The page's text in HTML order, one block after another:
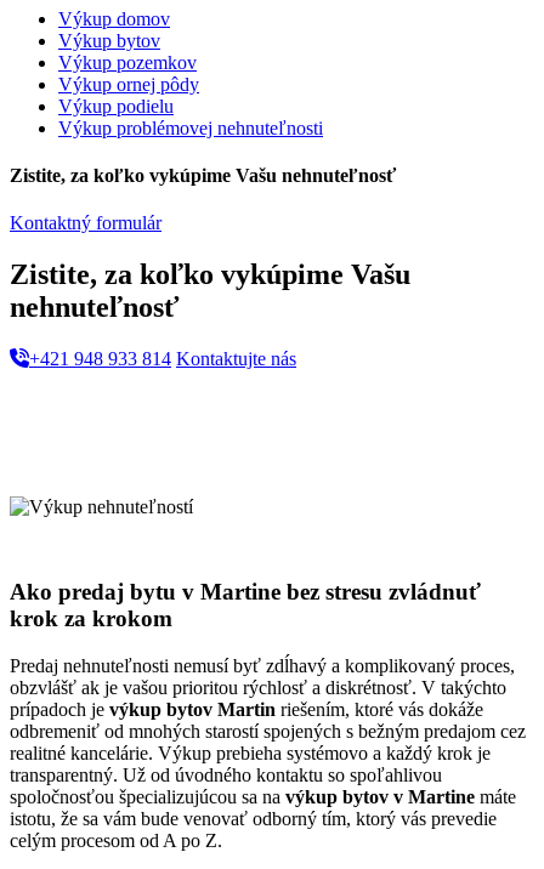
Výkup domov
Výkup bytov
Výkup pozemkov
Výkup ornej pôdy
Výkup podielu
Výkup problémovej nehnuteľnosti
Zistite, za koľko vykúpime Vašu nehnuteľnosť
Kontaktný formulár
Zistite, za koľko vykúpime Vašu
nehnuteľnosť
+421 948 933 814 Kontaktujte nás
Ako predaj bytu v Martine bez stresu zvládnuť
krok za krokom
Predaj nehnuteľnosti nemusí byť zdĺhavý a komplikovaný proces,
obzvlášť ak je vašou prioritou rýchlosť a diskrétnosť. V takýchto
prípadoch je výkup bytov Martin riešením, ktoré vás dokáže
odbremeniť od mnohých starostí spojených s bežným predajom cez
realitné kancelárie. Výkup prebieha systémovo a každý krok je
transparentný. Už od úvodného kontaktu so spoľahlivou
spoločnosťou špecializujúcou sa na výkup bytov v Martine máte
istotu, že sa vám bude venovať odborný tím, ktorý vás prevedie
celým procesom od A po Z.